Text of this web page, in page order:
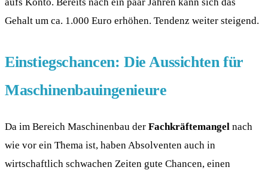
Gehalt um ca. 1.000 Euro erhöhen. Tendenz weiter steigend.
Einstiegschancen: Die Aussichten für
Maschinenbauingenieure
Da im Bereich Maschinenbau der Fachkräftemangel nach
wie vor ein Thema ist, haben Absolventen auch in
wirtschaftlich schwachen Zeiten gute Chancen, einen